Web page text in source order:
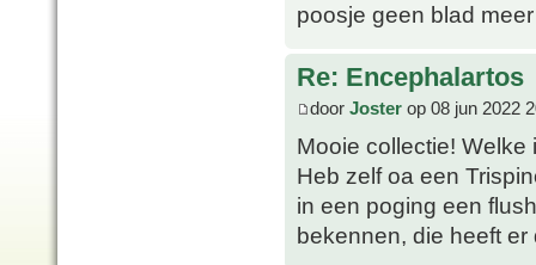
poosje geen blad
Re: Encephalartos
door Joster op 08 jun 2022
Mooie collectie!
Heb zelf oa een
in een poging een
bekennen, die heeft